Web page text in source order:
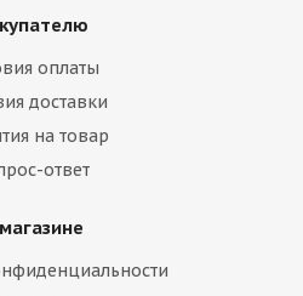
оплаты
доставки
на товар
ответ